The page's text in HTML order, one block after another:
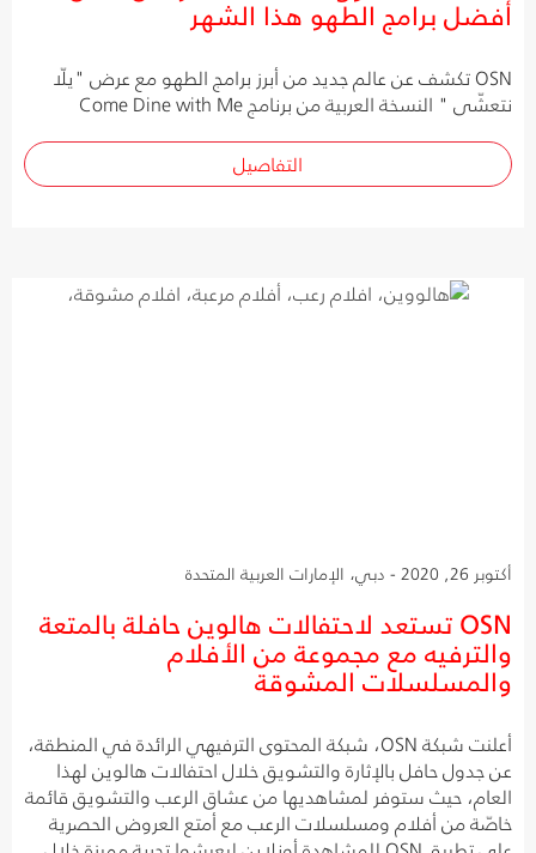
أفضل برامج الطهو هذا الشهر
OSN تكشف عن عالم جديد من أبرز برامج الطهو مع عرض "يلّا
نتعشّى " النسخة العربية من برنامج Come Dine with Me
التفاصيل
أكتوبر 26, 2020 - دبي، الإمارات العربية المتحدة
OSN تستعد لاحتفالات هالوين حافلة بالمتعة
والترفيه مع مجموعة من الأفلام
والمسلسلات المشوقة
أعلنت شبكة OSN، شبكة المحتوى الترفيهي الرائدة في المنطقة،
عن جدول حافل بالإثارة والتشويق خلال احتفالات هالوين لهذا
العام، حيث ستوفر لمشاهديها من عشاق الرعب والتشويق قائمة
خاصّة من أفلام ومسلسلات الرعب مع أمتع العروض الحصرية